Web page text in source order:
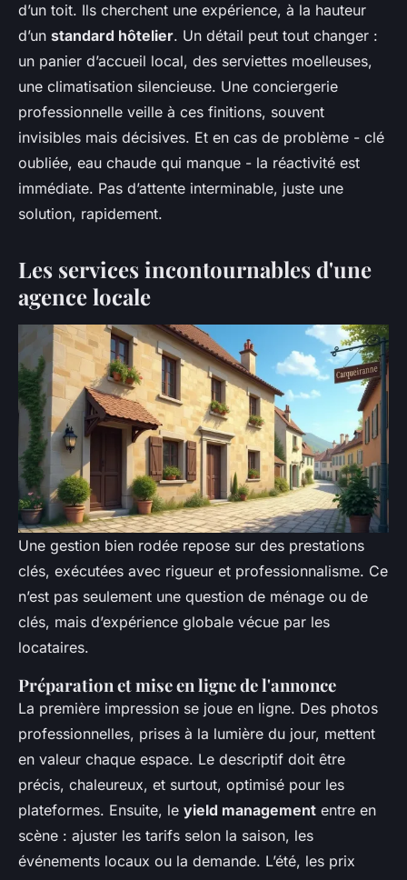
d’un toit. Ils cherchent une expérience, à la hauteur
d’un standard hôtelier. Un détail peut tout changer :
un panier d’accueil local, des serviettes moelleuses,
une climatisation silencieuse. Une conciergerie
professionnelle veille à ces finitions, souvent
invisibles mais décisives. Et en cas de problème - clé
oubliée, eau chaude qui manque - la réactivité est
immédiate. Pas d’attente interminable, juste une
solution, rapidement.
Les services incontournables d'une
agence locale
Une gestion bien rodée repose sur des prestations
clés, exécutées avec rigueur et professionnalisme. Ce
n’est pas seulement une question de ménage ou de
clés, mais d’expérience globale vécue par les
locataires.
Préparation et mise en ligne de l'annonce
La première impression se joue en ligne. Des photos
professionnelles, prises à la lumière du jour, mettent
en valeur chaque espace. Le descriptif doit être
précis, chaleureux, et surtout, optimisé pour les
plateformes. Ensuite, le yield management entre en
scène : ajuster les tarifs selon la saison, les
événements locaux ou la demande. L’été, les prix